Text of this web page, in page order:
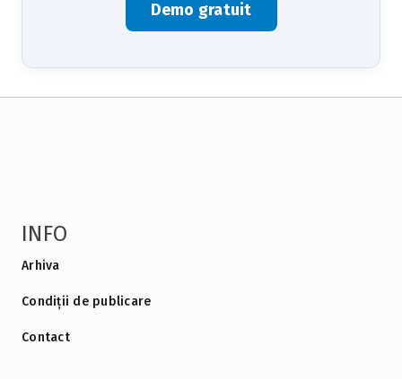
Demo gratuit
INFO
Arhiva
Condiții de publicare
Contact